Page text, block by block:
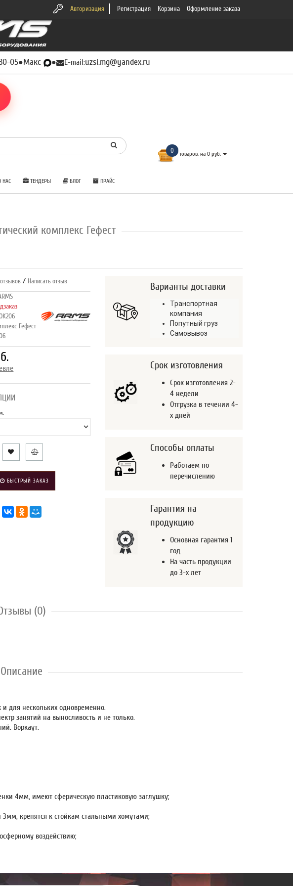
Авторизация Регистрация Корзина Оформление заказа
05●Макс ● E-mail:uzsi.mg@yandex.ru
0 товаров, на 0 руб.
НАС ТЕНДЕРЫ БЛОГ ПРАЙС
комплекс Гефест
/ Написать отзыв
Гефест
БЫСТРЫЙ ЗАКАЗ
Варианты доставки
Транспортная
компания
Попутный груз
Самовывоз
Срок изготовления
Срок изготовления 2-
4 недели
Отгрузка в течении 4-
х дней
Способы оплаты
Работаем по
перечислению
Гарантия на
продукцию
Основная гарантия 1
год
На часть продукции
до 3-х лет
(0)
Описание
и для нескольких одновременно.
занятий на выносливость и не только.
Воркаут.
4мм, имеют сферическую пластиковую заглушку;
крепятся к стойкам стальными хомутами;
воздействию;